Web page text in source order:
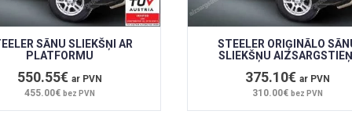
SĀNU SLIEKŠŅI AR
PLATFORMU
550.55€ar PVN
455.00€bez PVN
STEELER ORIĢINĀLO
SLIEKŠŅU
375.10€ ar PVN
310.00€ bez PVN